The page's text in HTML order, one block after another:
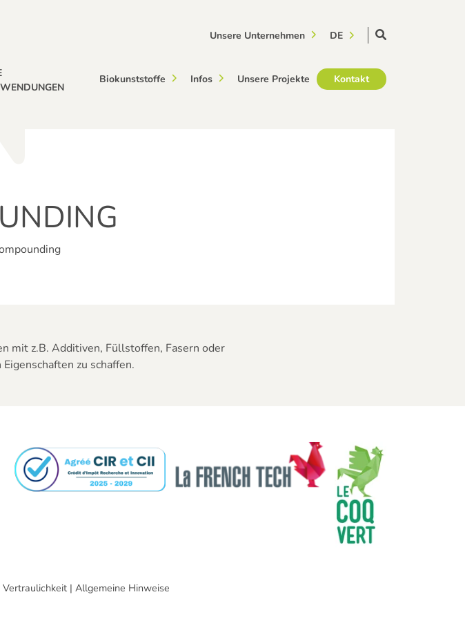
Unsere Unternehmen DE
Biokunststoffe Infos Unsere Projekte Kontakt
mit z.B. Additiven, Füllstoffen, Fasern oder
zu schaffen.
Vertraulichkeit | Allgemeine Hinweise